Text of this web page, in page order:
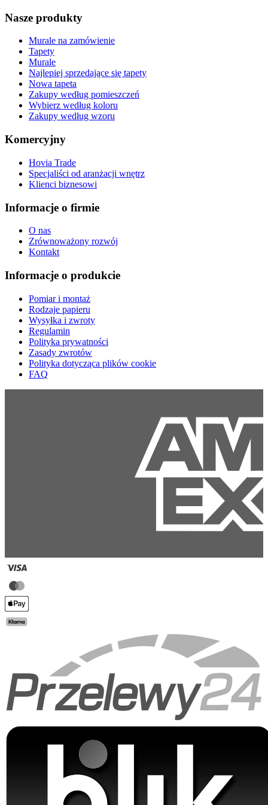
Nasze produkty
Murale na zamówienie
Tapety
Murale
Najlepiej sprzedające się tapety
Nowa tapeta
Zakupy według pomieszczeń
Wybierz według koloru
Zakupy według wzoru
Komercyjny
Hovia Trade
Specjaliści od aranżacji wnętrz
Klienci biznesowi
Informacje o firmie
O nas
Zrównoważony rozwój
Kontakt
Informacje o produkcie
Pomiar i montaż
Rodzaje papieru
Wysyłka i zwroty
Regulamin
Polityka prywatności
Zasady zwrotów
Polityka dotycząca plików cookie
FAQ